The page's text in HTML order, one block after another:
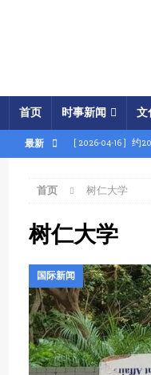
首页 时事新闻 文
最新 [ 2026-04-16 ] 约
[ 2026-04-15 ]
[ 2026-04-15 ]
[ 2026-04-02 ] 专
[ 2026-04-02 ] 【
[ 2026-04-17 ] 美
首页 树仁大学
树仁大学
国际新闻